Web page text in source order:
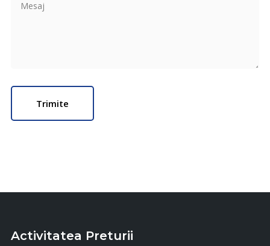
Activitatea Preturii